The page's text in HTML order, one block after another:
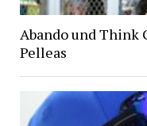
Abando und Think
Pelleas